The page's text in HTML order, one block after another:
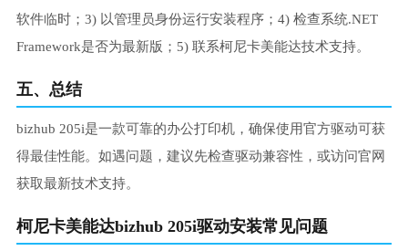
软件临时；3) 以管理员身份运行安装程序；4) 检查系统.NET
Framework是否为最新版；5) 联系柯尼卡美能达技术支持。
五、总结
bizhub 205i是一款可靠的办公打印机，确保使用官方驱动可获
得最佳性能。如遇问题，建议先检查驱动兼容性，或访问官网
获取最新技术支持。
柯尼卡美能达bizhub 205i驱动安装常见问题